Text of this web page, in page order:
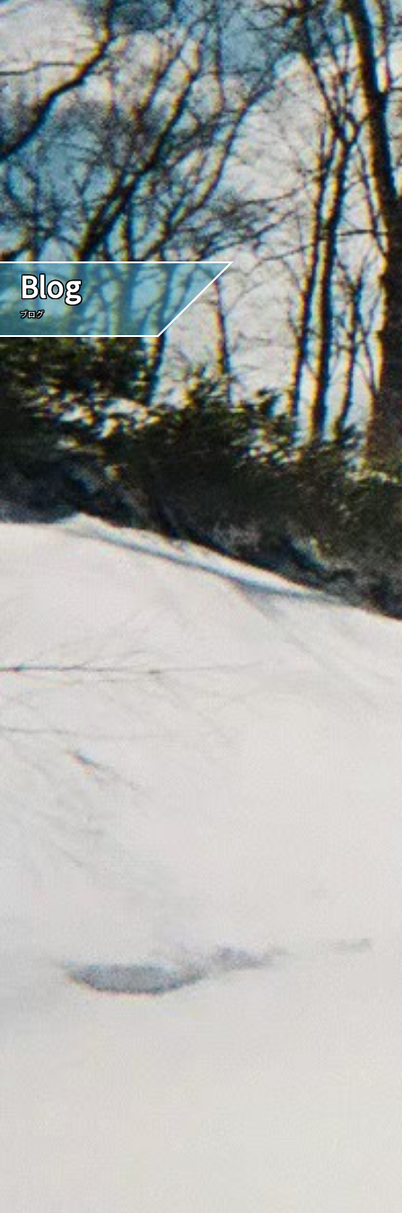
Blog
ブログ